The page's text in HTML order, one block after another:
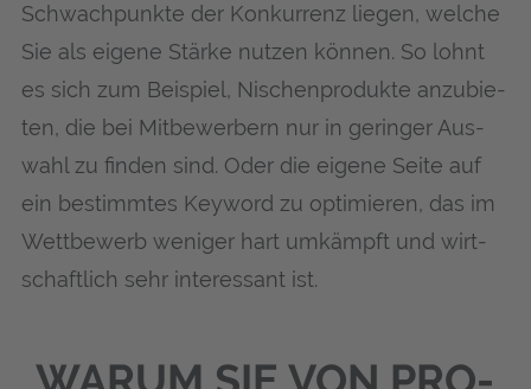
Schwach­punk­te der Kon­kur­renz lie­gen, wel­che
Sie als eige­ne Stär­ke nut­zen kön­nen. So lohnt
es sich zum Bei­spiel, Nischen­pro­duk­te anzu­bie­
ten, die bei Mit­be­wer­bern nur in gerin­ger Aus­
wahl zu fin­den sind. Oder die eige­ne Sei­te auf
ein bestimm­tes Key­word zu opti­mie­ren, das im
Wett­be­werb weni­ger hart umkämpft und wirt­
schaft­lich sehr inter­es­sant ist.